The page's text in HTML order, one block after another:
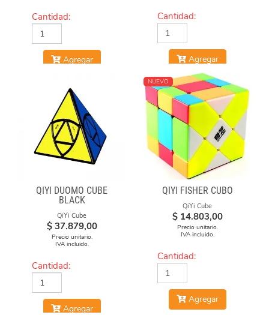
Cantidad:
Agregar
Cantidad:
Agregar
QIYI DUOMO CUBE
BLACK
QiYi Cube
$ 37.879,00
Precio unitario.
IVA incluido.
Cantidad:
Agregar
NUEVO
QIYI FISHER CUBO
QiYi Cube
$ 14.803,00
Precio unitario.
IVA incluido.
Cantidad:
Agregar